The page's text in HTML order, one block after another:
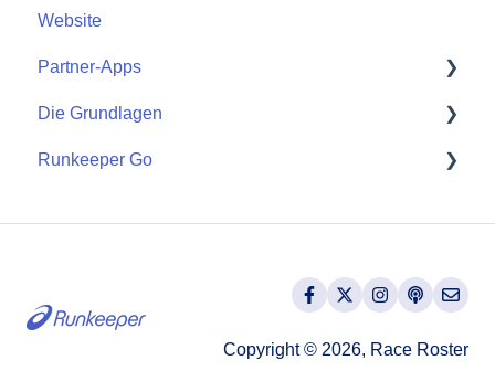
Website
Partner-Apps
Apple Watch
Partner-Apps
Die Grundlagen
Getting Started
Runkeeper Go
Copyright © 2026, Race Roster